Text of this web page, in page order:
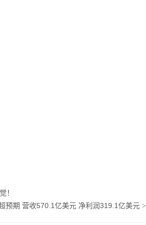
！
预期 营收570.1亿美元 净利润319.1亿美元